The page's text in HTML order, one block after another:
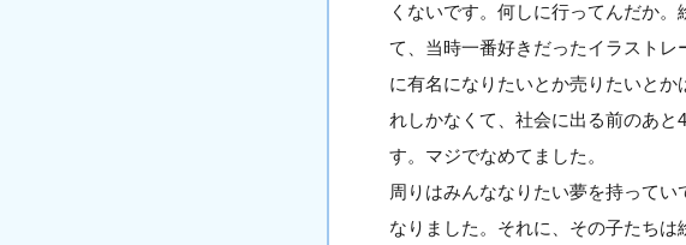
くないです。何しに行ってんだか
て、当時一番好きだったイラスト
に有名になりたいとか売りたいと
れしかなくて、社会に出る前のあ
す。マジでなめてました。
周りはみんななりたい夢を持って
なりました。それに、その子たち